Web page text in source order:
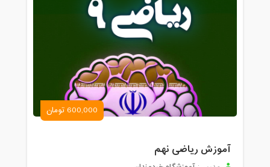
600,000 تومان
آموزش ریاضی نهم